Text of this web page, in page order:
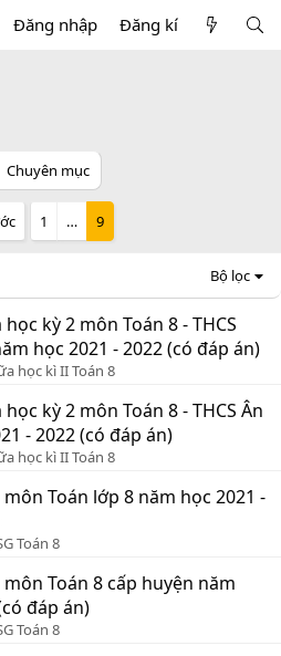
Đăng nhập Đăng kí
Chuyên mục
1 … 9
Bộ lọc
kỳ 2 môn Toán 8 - THCS
học 2021 - 2022 (có đáp án)
học kì II Toán 8
kỳ 2 môn Toán 8 - THCS Ân
- 2022 (có đáp án)
học kì II Toán 8
Toán lớp 8 năm học 2021 -
Toán 8
Toán 8 cấp huyện năm
đáp án)
Toán 8